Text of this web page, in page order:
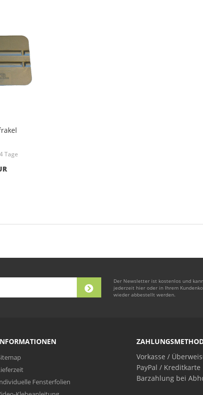
Tage
Der Newsletter ist kostenlos und
jederzeit hier oder in Ihrem
wieder abbestellt werden.
Fensterfolien
Vorkasse /
PayPal / Kreditkarte
Barzahlung bei